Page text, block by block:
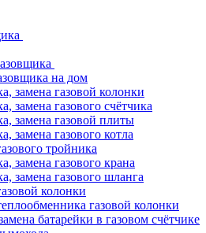
на дом
замена газовой колонки
замена газового счётчика
замена газовой плиты
замена газового котла
тройника
замена газового крана
замена газового шланга
колонки
газовой колонки
батарейки в газовом счётчике